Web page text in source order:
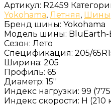
Артикул: R2459
Yokohama, Летняя, Шины
Бренд шины: Yokohama
Модель шины: BluEarth-
Сезон: Лето
Спецификация: 205/
Ширина: 205
Профиль: 65
Диаметр: 15''
Индекс нагрузки: 99
Индекс скорости: H (210